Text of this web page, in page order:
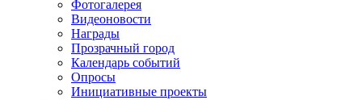
Фотогалерея
Видеоновости
Награды
Прозрачный город
Календарь событий
Опросы
Инициативные проекты